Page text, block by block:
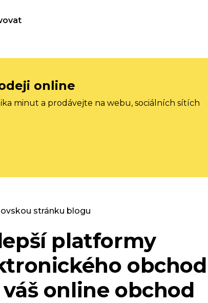
online
minut a prodávejte na webu, sociálních sítích
stránku blogu
platformy
online obchod